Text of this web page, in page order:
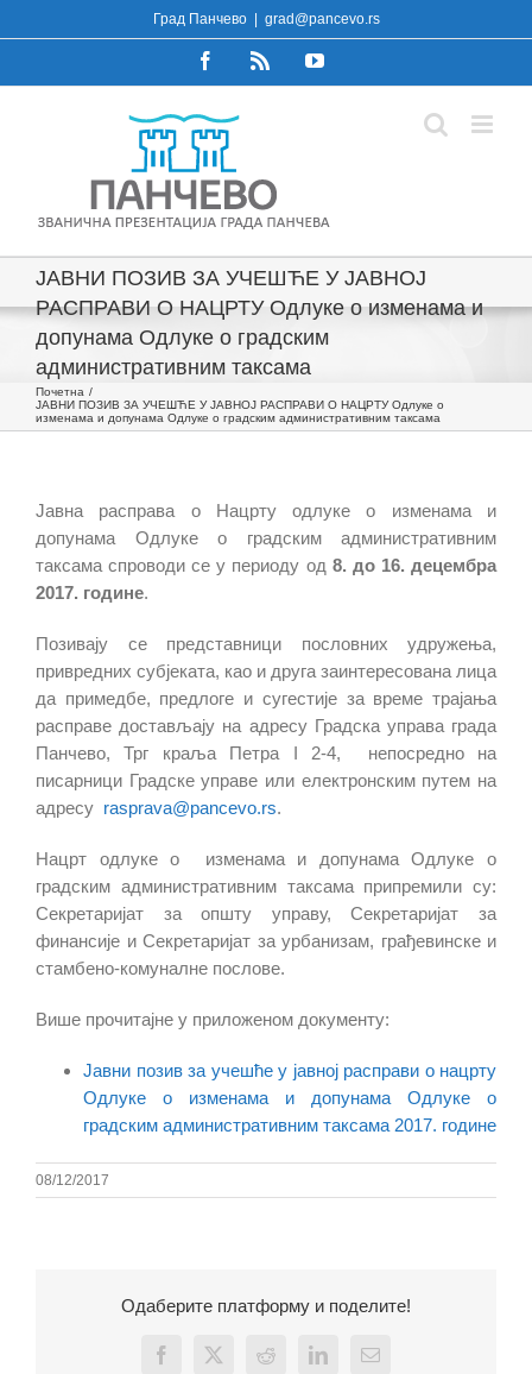
to
Град Панчево grad@pancevo.rs
FacebookRss YouTube
ЈАВНИ ПОЗИВ ЗА УЧЕШЋЕ У ЈАВНОЈ
РАСПРАВИ О НАЦРТУ Одлуке о изменама и
допунама Одлуке о градским
административним таксама
Почетна
ЈАВНИ ПОЗИВ ЗА УЧЕШЋЕ У ЈАВНОЈ РАСПРАВИ О НАЦРТУ Одлуке о
изменама и допунама Одлуке о градским административним таксама
Jавна расправа о Нацрту одлуке о изменама и
допунама Одлуке о градским административним
таксама спроводи се у периоду од 8. до 16. децембра
2017. године.
Позивају се представници пословних удружења,
привредних субјеката, као и друга заинтересована лица
да примедбе, предлоге и сугестије за време трајања
расправе достављају на адресу Градска управа града
Панчево, Трг краља Петра I 2-4, непосредно на
писарници Градске управе или електронским путем на
адресу rasprava@pancevo.rs.
Нацрт одлуке о изменама и допунама Одлуке о
градским административним таксама припремили су:
Секретаријат за општу управу, Секретаријат за
финансије и Секретаријат за урбанизам, грађевинске и
стамбено-комуналне послове.
Више прочитајне у приложеном документу:
Јавни позив за учешће у јавној расправи о нацрту
Одлуке о изменама и допунама Одлуке о
градским административним таксама 2017. године
08/12/2017
Одаберите платформу и поделите!
Facebook
X Reddit LinkedInEmail